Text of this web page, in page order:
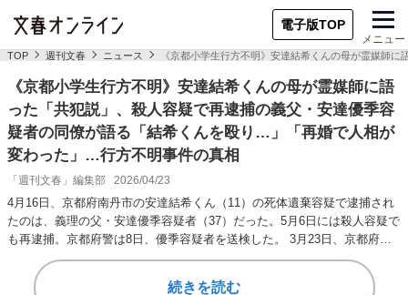
電子版TOP
メニュー
TOP 週刊文春 ニュース 《京都小学生行方不明》安達結希くんの母が霊媒師
《京都小学生行方不明》安達結希くんの母が霊媒師に語
った「共犯説」、殺人容疑で再逮捕の義父・安達優季容
疑者の同僚が語る「結希くんを殴り…」「再婚で人相が
変わった」…行方不明事件の真相
「週刊文春」編集部 2026/04/23
4月16日、京都府南丹市の安達結希くん（11）の死体遺棄容疑で逮捕され
たのは、義理の父・安達優季容疑者（37）だった。5月6日には殺人容疑で
も再逮捕。京都府警は8日、優季容疑者を送検した。 3月23日、京都府南
続きを読む